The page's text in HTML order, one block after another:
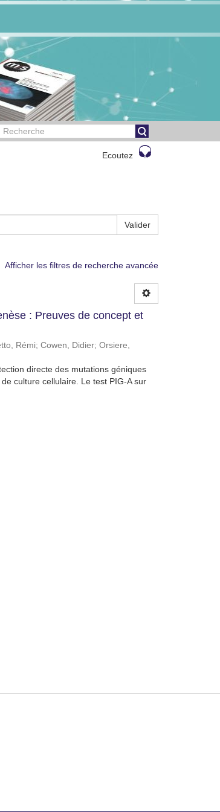
Ecoutez
Valider
Afficher les filtres de recherche avancée
: Preuves de concept et
Rémi; Cowen, Didier; Orsiere,
directe des mutations géniques
culture cellulaire. Le test PIG-A sur